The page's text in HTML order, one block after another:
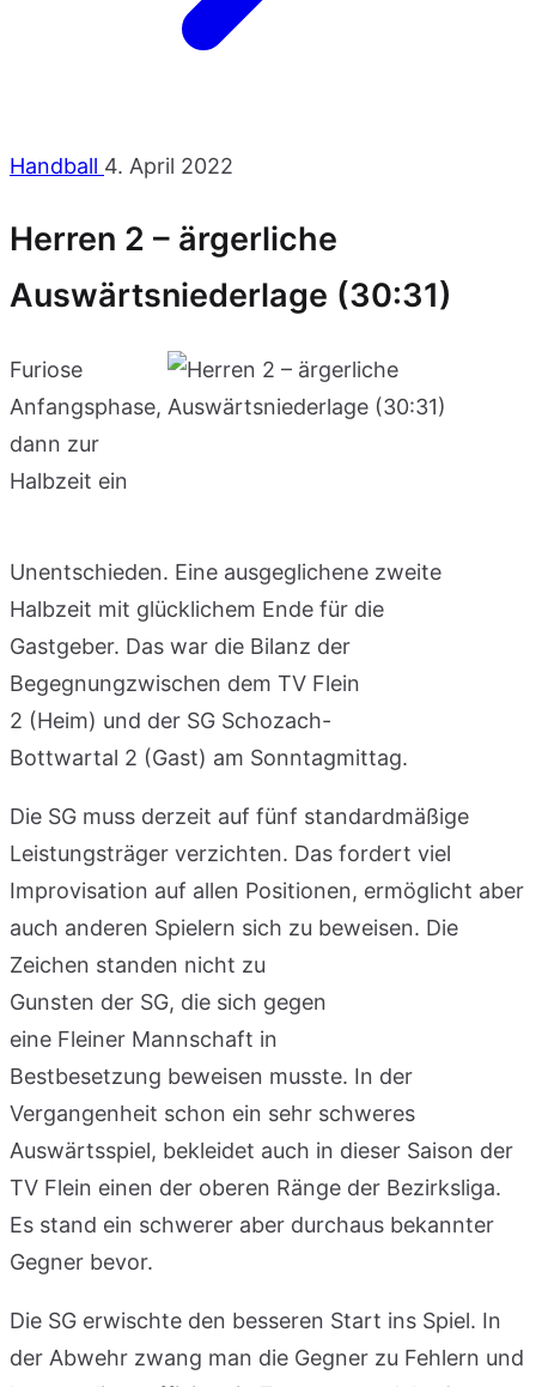
Handball 4. April 2022
Herren 2 – ärgerliche
Auswärtsniederlage (30:31)
Furiose
Anfangsphase,
dann zur
Halbzeit ein
Unentschieden. Eine ausgeglichene zweite
Halbzeit mit glücklichem Ende für die
Gastgeber. Das war die Bilanz der
Begegnungzwischen dem TV Flein
2 (Heim) und der SG Schozach-
Bottwartal 2 (Gast) am Sonntagmittag.
Die SG muss derzeit auf fünf standardmäßige
Leistungsträger verzichten. Das fordert viel
Improvisation auf allen Positionen, ermöglicht aber
auch anderen Spielern sich zu beweisen. Die
Zeichen standen nicht zu
Gunsten der SG, die sich gegen
eine Fleiner Mannschaft in
Bestbesetzung beweisen musste. In der
Vergangenheit schon ein sehr schweres
Auswärtsspiel, bekleidet auch in dieser Saison der
TV Flein einen der oberen Ränge der Bezirksliga.
Es stand ein schwerer aber durchaus bekannter
Gegner bevor.
Die SG erwischte den besseren Start ins Spiel. In
der Abwehr zwang man die Gegner zu Fehlern und